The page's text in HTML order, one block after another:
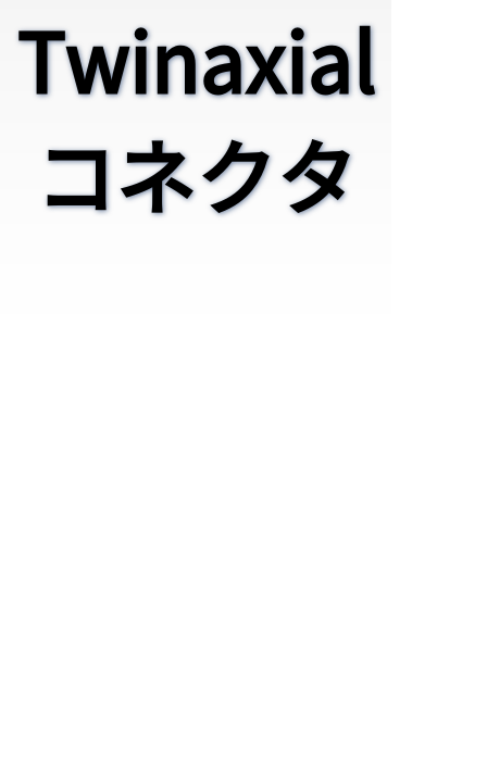
Twinaxial
コネクタ